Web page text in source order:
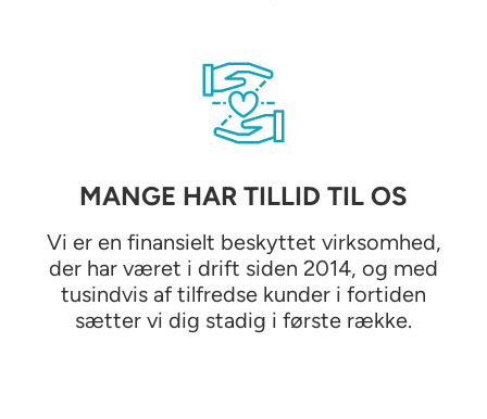
MANGE HAR TILLID TIL OS
Vi er en finansielt beskyttet virksomhed,
der har været i drift siden 2014, og med
tusindvis af tilfredse kunder i fortiden
sætter vi dig stadig i første række.